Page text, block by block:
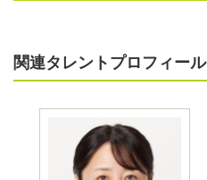
関連タレントプロフィール